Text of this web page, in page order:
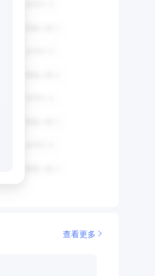
查看更多